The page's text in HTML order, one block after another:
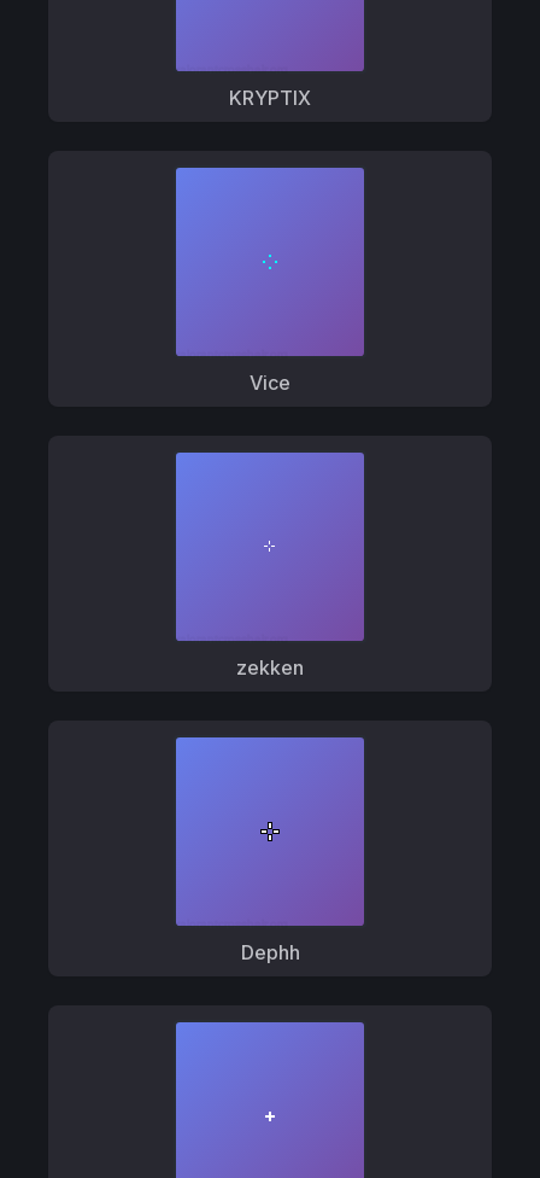
KRYPTIX
Vice
zekken
Dephh